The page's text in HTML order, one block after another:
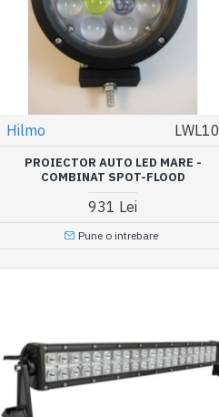
Hilmo LWL10
PROIECTOR AUTO LED MARE -
COMBINAT SPOT-FLOOD
931 Lei
Pune o intrebare